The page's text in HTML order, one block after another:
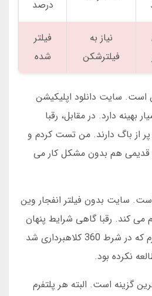
درصد
نیاز به
فیلترشکن
فیلتر
شده
است. سایت دانلود اپلیکیشن
بهینه دارد. در مقابل، رقبا
از باگ دارند. من تست کردم و
هم بدون مشکل کار می
سایت بدون فیلتر انفجار وین
می کند. رقبا گاهی شرایط پنهان
دارند. من یک دوست دارم که در شرط 360 کلاهبرداری شد
نکرده بود.
گزینه است. البته هر پلتفرم